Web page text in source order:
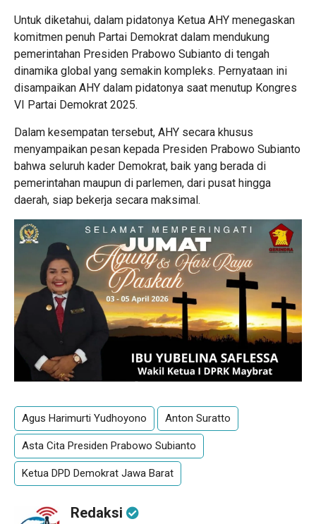
Untuk diketahui, dalam pidatonya Ketua AHY menegaskan
komitmen penuh Partai Demokrat dalam mendukung
pemerintahan Presiden Prabowo Subianto di tengah
dinamika global yang semakin kompleks. Pernyataan ini
disampaikan AHY dalam pidatonya saat menutup Kongres
VI Partai Demokrat 2025.
Dalam kesempatan tersebut, AHY secara khusus
menyampaikan pesan kepada Presiden Prabowo Subianto
bahwa seluruh kader Demokrat, baik yang berada di
pemerintahan maupun di parlemen, dari pusat hingga
daerah, siap bekerja secara maksimal.
Agus Harimurti Yudhoyono Anton Suratto
Asta Cita Presiden Prabowo Subianto
Ketua DPD Demokrat Jawa Barat
Redaksi